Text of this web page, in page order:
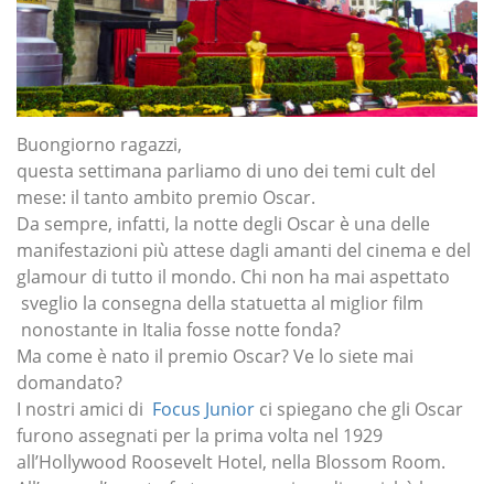
Buongiorno ragazzi,
questa settimana parliamo di uno dei temi cult del
mese: il tanto ambito premio Oscar.
Da sempre, infatti, la notte degli Oscar è una delle
manifestazioni più attese dagli amanti del cinema e del
glamour di tutto il mondo. Chi non ha mai aspettato
sveglio la consegna della statuetta al miglior film
nonostante in Italia fosse notte fonda?
Ma come è nato il premio Oscar? Ve lo siete mai
domandato?
I nostri amici di Focus Junior ci spiegano che gli Oscar
furono assegnati per la prima volta nel 1929
all’Hollywood Roosevelt Hotel, nella Blossom Room.